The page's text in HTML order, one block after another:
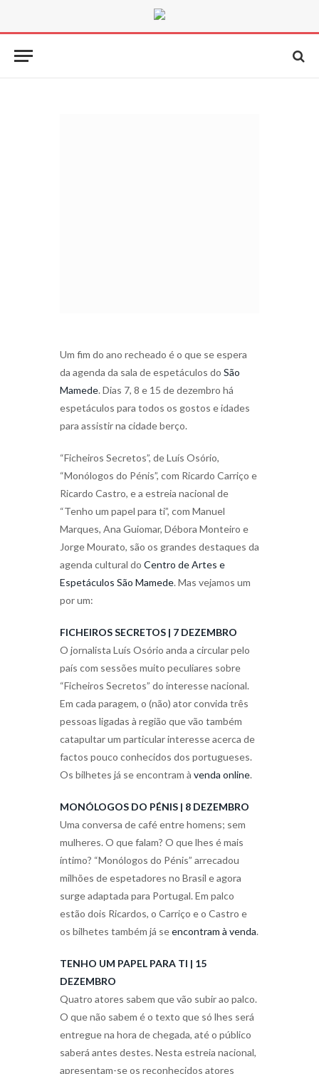
Um fim do ano recheado é o que se espera
da agenda da sala de espetáculos do São
Mamede. Dias 7, 8 e 15 de dezembro há
espetáculos para todos os gostos e idades
para assistir na cidade berço.
“Ficheiros Secretos”, de Luís Osório,
“Monólogos do Pénis”, com Ricardo Carriço e
Ricardo Castro, e a estreia nacional de
“Tenho um papel para ti”, com Manuel
Marques, Ana Guiomar, Débora Monteiro e
Jorge Mourato, são os grandes destaques da
agenda cultural do Centro de Artes e
Espetáculos São Mamede. Mas vejamos um
por um:
FICHEIROS SECRETOS | 7 DEZEMBRO
O jornalista Luís Osório anda a circular pelo
país com sessões muito peculiares sobre
“Ficheiros Secretos” do interesse nacional.
Em cada paragem, o (não) ator convida três
pessoas ligadas à região que vão também
catapultar um particular interesse acerca de
factos pouco conhecidos dos portugueses.
Os bilhetes já se encontram à venda online.
MONÓLOGOS DO PÉNIS | 8 DEZEMBRO
Uma conversa de café entre homens; sem
mulheres. O que falam? O que lhes é mais
íntimo? “Monólogos do Pénis” arrecadou
milhões de espetadores no Brasil e agora
surge adaptada para Portugal. Em palco
estão dois Ricardos, o Carriço e o Castro e
os bilhetes também já seencontram à venda.
TENHO UM PAPEL PARA TI | 15
DEZEMBRO
Quatro atores sabem que vão subir ao palco.
O que não sabem é o texto que só lhes será
entregue na hora de chegada, até o público
saberá antes destes. Nesta estreia nacional,
apresentam-se os reconhecidos atores